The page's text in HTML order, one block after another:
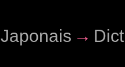
Japonais →